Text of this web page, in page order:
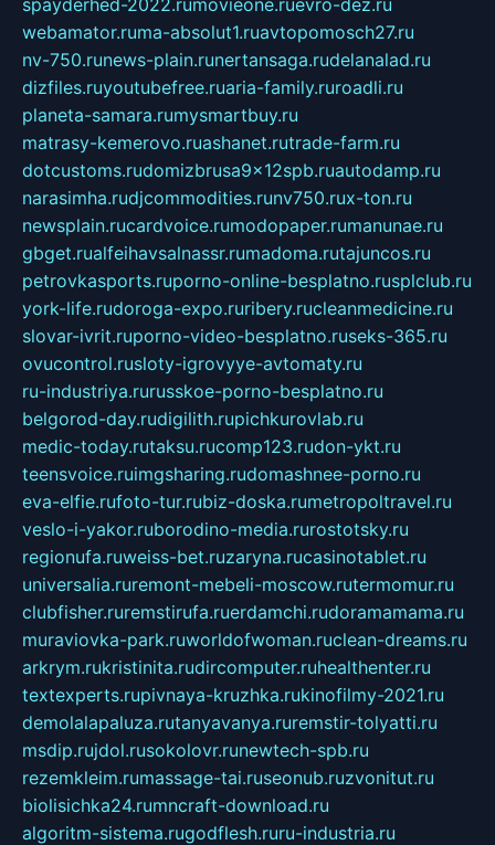
webamator.ruma-absolut1.ruavtopomosch27.ru
nv-750.runews-plain.runertansaga.rudelanalad.ru
dizfiles.ruyoutubefree.ruaria-family.ruroadli.ru
planeta-samara.rumysmartbuy.ru
matrasy-kemerovo.ruashanet.rutrade-farm.ru
dotcustoms.rudomizbrusa9x12spb.ruautodamp.ru
narasimha.rudjcommodities.runv750.rux-ton.ru
newsplain.rucardvoice.rumodopaper.rumanunae.ru
gbget.rualfeihavsalnassr.rumadoma.rutajuncos.ru
petrovkasports.ruporno-online-besplatno.rusplclub.ru
york-life.rudoroga-expo.ruribery.rucleanmedicine.ru
slovar-ivrit.ruporno-video-besplatno.ruseks-365.ru
ovucontrol.rusloty-igrovyye-avtomaty.ru
ru-industriya.rurusskoe-porno-besplatno.ru
belgorod-day.rudigilith.rupichkurovlab.ru
medic-today.rutaksu.rucomp123.rudon-ykt.ru
teensvoice.ruimgsharing.rudomashnee-porno.ru
eva-elfie.rufoto-tur.rubiz-doska.rumetropoltravel.ru
veslo-i-yakor.ruborodino-media.rurostotsky.ru
regionufa.ruweiss-bet.ruzaryna.rucasinotablet.ru
universalia.ruremont-mebeli-moscow.rutermomur.ru
clubfisher.ruremstirufa.ruerdamchi.rudoramamama.ru
muraviovka-park.ruworldofwoman.ruclean-dreams.ru
arkrym.rukristinita.rudircomputer.ruhealthenter.ru
textexperts.rupivnaya-kruzhka.rukinofilmy-2021.ru
demolalapaluza.rutanyavanya.ruremstir-tolyatti.ru
msdip.rujdol.rusokolovr.runewtech-spb.ru
rezemkleim.rumassage-tai.ruseonub.ruzvonitut.ru
biolisichka24.rumncraft-download.ru
algoritm-sistema.rugodflesh.ruru-industria.ru